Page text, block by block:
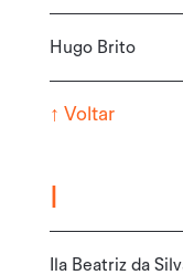
Hugo Brito
↑ Voltar
Ila Beatriz da